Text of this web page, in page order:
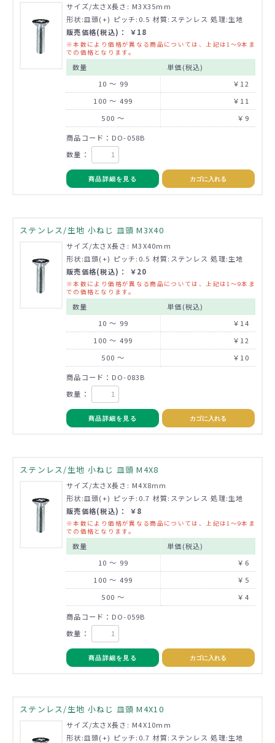
サイズ/太さX長さ: M3X35mm
形状:皿頭(+) ピッチ:0.5 材質:ステンレス 処理:生地
販売価格(税込)： ￥18
※本数により価格が異なる商品については、上記は1～9本ま
での価格となります。
数量
単価(税込)
10 ～ 99
￥12
100 ～ 499
￥11
500 ～
￥9
商品コード：DO-058B
数量：
商品詳細を見る カゴに入れる
ステンレス/生地 小ねじ 皿頭 M3X40
サイズ/太さX長さ: M3X40mm
形状:皿頭(+) ピッチ:0.5 材質:ステンレス 処理:生地
販売価格(税込)： ￥20
※本数により価格が異なる商品については、上記は1～9本ま
での価格となります。
数量
単価(税込)
10 ～ 99
￥14
100 ～ 499
￥12
500 ～
￥10
商品コード：DO-083B
数量：
商品詳細を見る カゴに入れる
ステンレス/生地 小ねじ 皿頭 M4X8
サイズ/太さX長さ: M4X8mm
形状:皿頭(+) ピッチ:0.7 材質:ステンレス 処理:生地
販売価格(税込)： ￥8
※本数により価格が異なる商品については、上記は1～9本ま
での価格となります。
数量
単価(税込)
10 ～ 99
￥6
100 ～ 499
￥5
500 ～
￥4
商品コード：DO-059B
数量：
商品詳細を見る カゴに入れる
ステンレス/生地 小ねじ 皿頭 M4X10
サイズ/太さX長さ: M4X10mm
形状:皿頭(+) ピッチ:0.7 材質:ステンレス 処理:生地